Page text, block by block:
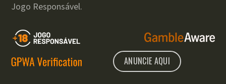
Jogo Responsável.
ANUNCIE AQUI